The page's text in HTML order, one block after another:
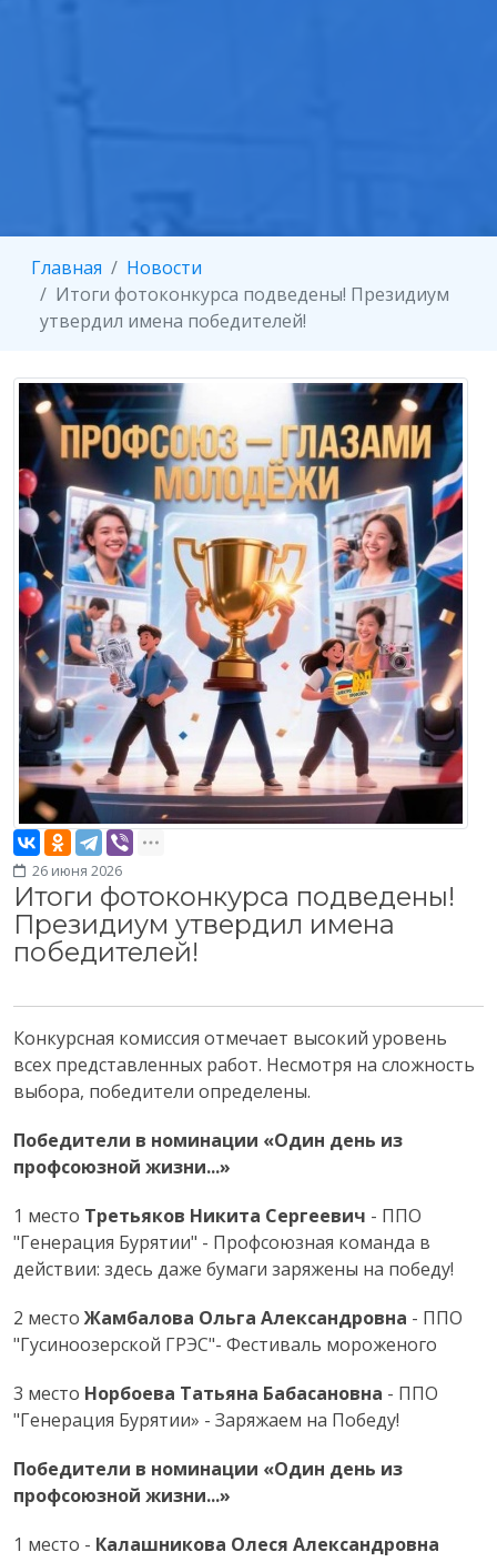
Главная
Новости
Итоги фотоконкурса подведены! Президиум
утвердил имена победителей!
26 июня 2026
Итоги фотоконкурса подведены!
Президиум утвердил имена
победителей!
Конкурсная комиссия отмечает высокий уровень
всех представленных работ. Несмотря на сложность
выбора, победители определены.
Победители в номинации «Один день из
профсоюзной жизни...»
1 место Третьяков Никита Сергеевич - ППО
"Генерация Бурятии" - Профсоюзная команда в
действии: здесь даже бумаги заряжены на победу!
2 местоЖамбалова Ольга Александровна - ППО
"Гусиноозерской ГРЭС"- Фестиваль мороженого
3 место Норбоева Татьяна Бабасановна - ППО
"Генерация Бурятии» - Заряжаем на Победу!
Победители в номинации «Один день из
профсоюзной жизни...»
1 место - Калашникова Олеся Александровна